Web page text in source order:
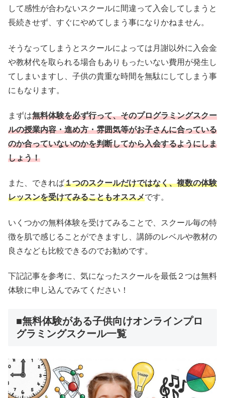
して感性が合わないスクールに間違って入会してしまうと
長続きせず、すぐにやめてしまう事になりかねません。
そうなってしまうとスクールによっては月謝以外に入会金
や教材代を取られる場合もありもったいない費用が発生し
てしまいますし、子供の貴重な時間を無駄にしてしまう事
にもなります。
まずは無料体験を必ず行って、そのプログラミングスクー
ルの授業内容・進め方・雰囲気等がお子さんに合っている
のか合っていないのかを判断してから入会するようにしま
しょう！
また、できれば１つのスクールだけではなく、複数の体験
レッスンを受けてみることもオススメです。
いくつかの無料体験を受けてみることで、スクール毎の特
徴を肌で感じることができますし、講師のレベルや教材の
良さなども比較できるのでお勧めです。
下記記事を参考に、気になったスクールを最低２つは無料
体験に申し込んでみてください！
■無料体験がある子供向けオンラインプロ
グラミングスクール一覧